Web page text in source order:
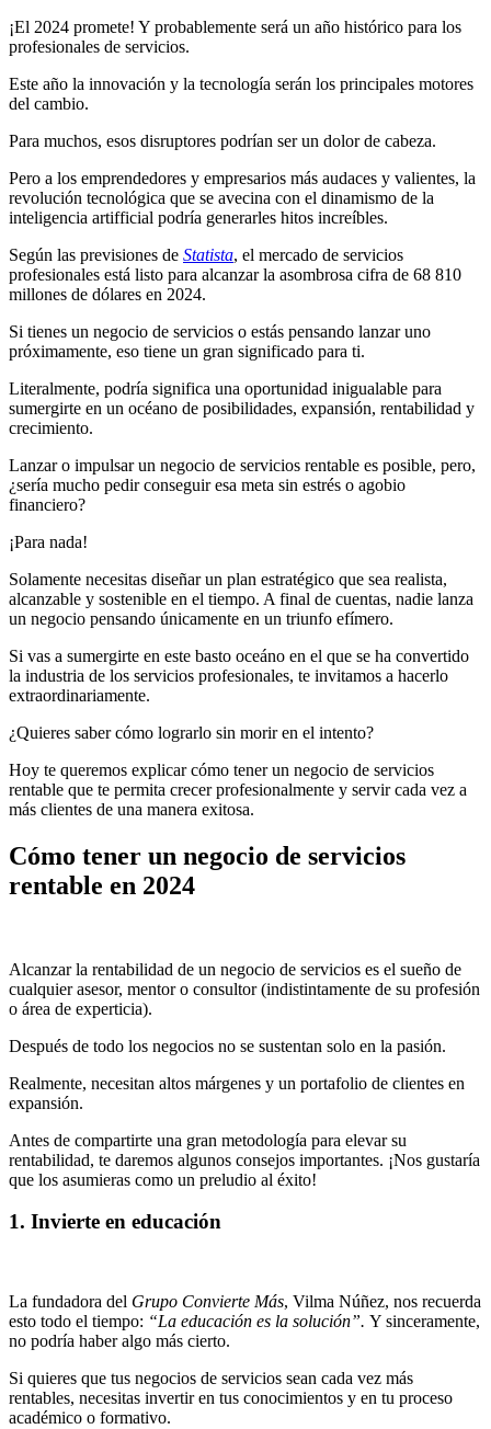
¡El 2024 promete! Y probablemente será un año histórico para los
profesionales de servicios.
Este año la innovación y la tecnología serán los principales motores
del cambio.
Para muchos, esos disruptores podrían ser un dolor de cabeza.
Pero a los emprendedores y empresarios más audaces y valientes, la
revolución tecnológica que se avecina con el dinamismo de la
inteligencia artifficial podría generarles hitos increíbles.
Según las previsiones de Statista, el mercado de servicios
profesionales está listo para alcanzar la asombrosa cifra de 68 810
millones de dólares en 2024.
Si tienes un negocio de servicios o estás pensando lanzar uno
próximamente, eso tiene un gran significado para ti.
Literalmente, podría significa una oportunidad inigualable para
sumergirte en un océano de posibilidades, expansión, rentabilidad y
crecimiento.
Lanzar o impulsar un negocio de servicios rentable es posible, pero,
¿sería mucho pedir conseguir esa meta sin estrés o agobio
financiero?
¡Para nada!
Solamente necesitas diseñar un plan estratégico que sea realista,
alcanzable y sostenible en el tiempo. A final de cuentas, nadie lanza
un negocio pensando únicamente en un triunfo efímero.
Si vas a sumergirte en este basto oceáno en el que se ha convertido
la industria de los servicios profesionales, te invitamos a hacerlo
extraordinariamente.
¿Quieres saber cómo lograrlo sin morir en el intento?
Hoy te queremos explicar cómo tener un negocio de servicios
rentable que te permita crecer profesionalmente y servir cada vez a
más clientes de una manera exitosa.
Cómo tener un negocio de servicios
rentable en 2024
Alcanzar la rentabilidad de un negocio de servicios es el sueño de
cualquier asesor, mentor o consultor (indistintamente de su profesión
o área de experticia).
Después de todo los negocios no se sustentan solo en la pasión.
Realmente, necesitan altos márgenes y un portafolio de clientes en
expansión.
Antes de compartirte una gran metodología para elevar su
rentabilidad, te daremos algunos consejos importantes. ¡Nos gustaría
que los asumieras como un preludio al éxito!
1. Invierte en educación
La fundadora del Grupo Convierte Más, Vilma Núñez, nos recuerda
esto todo el tiempo: “La educación es la solución”. Y sinceramente,
no podría haber algo más cierto.
Si quieres que tus negocios de servicios sean cada vez más
rentables, necesitas invertir en tus conocimientos y en tu proceso
académico o formativo.